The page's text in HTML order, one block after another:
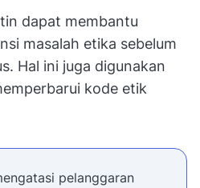
dapat membantu
masalah etika sebelum
Hal ini juga digunakan
kode etik
pelanggaran